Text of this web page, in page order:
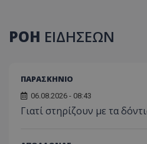
ΡΟΗ ΕΙΔΗΣΕΩΝ
ΠΑΡΑΣΚΗΝΙΟ
06.08.2026 - 08:43
Γιατί στηρίζουν με τα